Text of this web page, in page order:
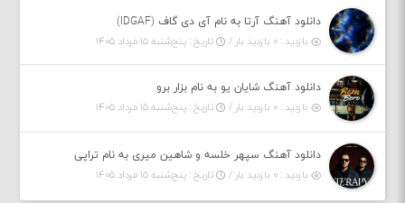
دانلود آهنگ آرتا به نام آی دی گاف (IDGAF)
بازدید : ۰ بازدید بار /
تاریخ : پنج‌شنبه ۱۵ مرداد ۱۴۰۵
دانلود آهنگ شایان یو به نام بزار برو
بازدید : ۰ بازدید بار /
تاریخ : پنج‌شنبه ۱۵ مرداد ۱۴۰۵
دانلود آهنگ سپهر خلسه و شاهین میری به نام تراپی
بازدید : ۰ بازدید بار /
تاریخ : پنج‌شنبه ۱۵ مرداد ۱۴۰۵